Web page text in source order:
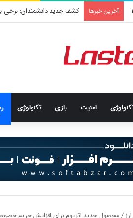
آخرین خبرها کشف جدید دانشمندان: برخی
امنيت بازی تکنولوژی
/محصول جدید اتریوم برای افزایش حریم